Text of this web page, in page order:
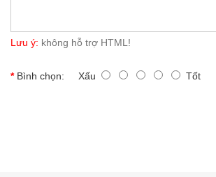
Lưu ý: không hỗ trợ HTML!
Bình chọn: Xấu Tốt